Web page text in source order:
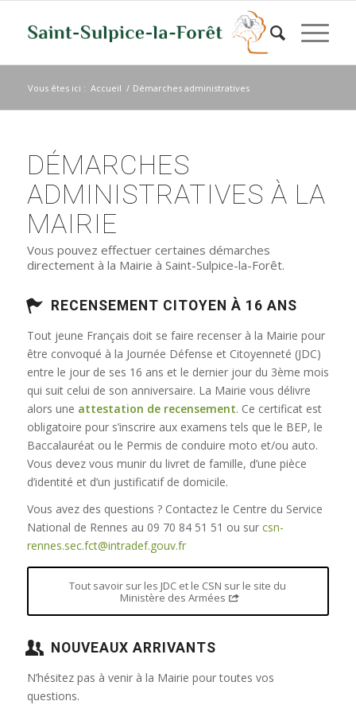
Vous êtes ici : Accueil / Démarches administratives
DÉMARCHES
ADMINISTRATIVES À LA
MAIRIE
Vous pouvez effectuer certaines démarches
directement à la Mairie à Saint-Sulpice-la-Forêt.
RECENSEMENT CITOYEN À 16 ANS
Tout jeune Français doit se faire recenser à la Mairie pour
être convoqué à la Journée Défense et Citoyenneté (JDC)
entre le jour de ses 16 ans et le dernier jour du 3ème mois
qui suit celui de son anniversaire. La Mairie vous délivre
alors une attestation de recensement. Ce certificat est
obligatoire pour s’inscrire aux examens tels que le BEP, le
Baccalauréat ou le Permis de conduire moto et/ou auto.
Vous devez vous munir du livret de famille, d’une pièce
d’identité et d’un justificatif de domicile.
Vous avez des questions ? Contactez le Centre du Service
National de Rennes au 09 70 84 51 51 ou sur csn-
rennes.sec.fct@intradef.gouv.fr
Tout savoir sur les JDC et le CSN sur le site du
Ministère des Armées
NOUVEAUX ARRIVANTS
N’hésitez pas à venir à la Mairie pour toutes vos
questions.